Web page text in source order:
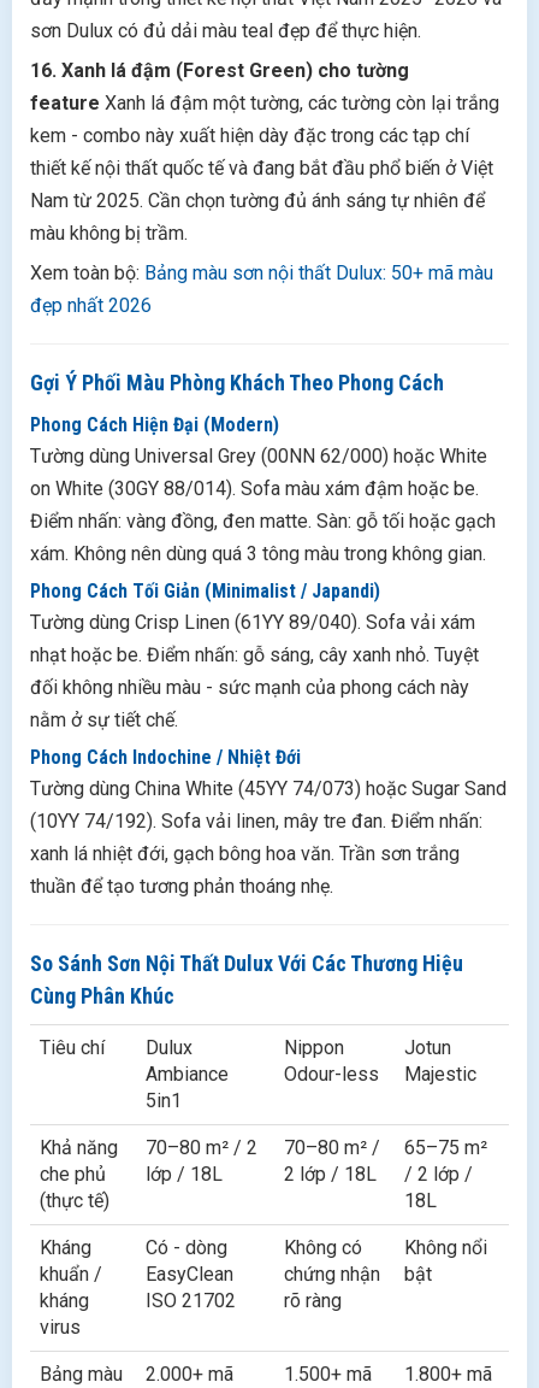
sơn Dulux có đủ dải màu teal đẹp để thực hiện.
16. Xanh lá đậm (Forest Green) cho tường
feature Xanh lá đậm một tường, các tường còn lại trắng
kem - combo này xuất hiện dày đặc trong các tạp chí
thiết kế nội thất quốc tế và đang bắt đầu phổ biến ở Việt
Nam từ 2025. Cần chọn tường đủ ánh sáng tự nhiên để
màu không bị trầm.
Xem toàn bộ: Bảng màu sơn nội thất Dulux: 50+ mã màu
đẹp nhất 2026
Gợi Ý Phối Màu Phòng Khách Theo Phong Cách
Phong Cách Hiện Đại (Modern)
Tường dùng Universal Grey (00NN 62/000) hoặc White
on White (30GY 88/014). Sofa màu xám đậm hoặc be.
Điểm nhấn: vàng đồng, đen matte. Sàn: gỗ tối hoặc gạch
xám. Không nên dùng quá 3 tông màu trong không gian.
Phong Cách Tối Giản (Minimalist / Japandi)
Tường dùng Crisp Linen (61YY 89/040). Sofa vải xám
nhạt hoặc be. Điểm nhấn: gỗ sáng, cây xanh nhỏ. Tuyệt
đối không nhiều màu - sức mạnh của phong cách này
nằm ở sự tiết chế.
Phong Cách Indochine / Nhiệt Đới
Tường dùng China White (45YY 74/073) hoặc Sugar Sand
(10YY 74/192). Sofa vải linen, mây tre đan. Điểm nhấn:
xanh lá nhiệt đới, gạch bông hoa văn. Trần sơn trắng
thuần để tạo tương phản thoáng nhẹ.
So Sánh Sơn Nội Thất Dulux Với Các Thương Hiệu
Cùng Phân Khúc
Tiêu chí
Dulux
Ambiance
5in1
Nippon
Odour-less
Jotun
Majestic
Khả năng
che phủ
(thực tế)
70–80 m² / 2
lớp / 18L
70–80 m² /
2 lớp / 18L
65–75 m²
/ 2 lớp /
18L
Kháng
khuẩn /
kháng
virus
Có - dòng
EasyClean
ISO 21702
Không có
chứng nhận
rõ ràng
Không nổi
bật
Bảng màu 2.000+ mã 1.500+ mã 1.800+ mã